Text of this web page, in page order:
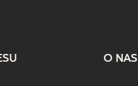
O NAS